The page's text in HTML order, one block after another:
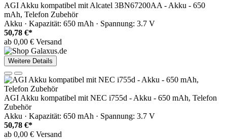
AGI Akku kompatibel mit Alcatel 3BN67200AA - Akku - 650
mAh, Telefon Zubehör
Akku · Kapazität: 650 mAh · Spannung: 3.7 V
50,78 €*
ab 0,00 € Versand
Weitere Details
AGI Akku kompatibel mit NEC i755d - Akku - 650 mAh, Telefon
Zubehör
Akku · Kapazität: 650 mAh · Spannung: 3.7 V
50,78 €*
ab 0,00 € Versand